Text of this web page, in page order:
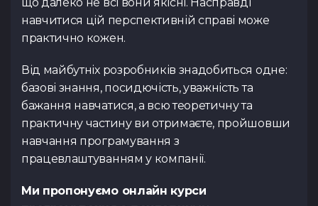
Тест з Python
Тест з
навчитися цій перспективній справі може
практично кожен.
Від майбутніх розробників знадобиться одне:
базові знання, посидючість, уважність та
бажання навчатися, а всю теоретичну та
практичну частину ви отримаєте, пройшовши
навчання програмування з
працевлаштуванням у компанії.
Ми пропонуємо онлайн курси
Я ознайомився з
даю згоду на обробку